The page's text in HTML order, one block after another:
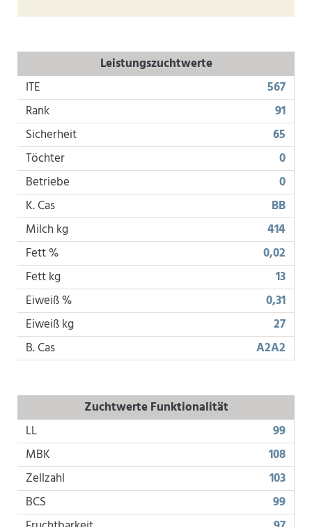
Leistungszuchtwerte
ITE
567
Rank
91
Sicherheit
65
Töchter
0
Betriebe
0
K. Cas
BB
Milch kg
414
Fett %
0,02
Fett kg
13
Eiweiß %
0,31
Eiweiß kg
27
B. Cas
A2A2
Zuchtwerte Funktionalität
LL
99
MBK
108
Zellzahl
103
BCS
99